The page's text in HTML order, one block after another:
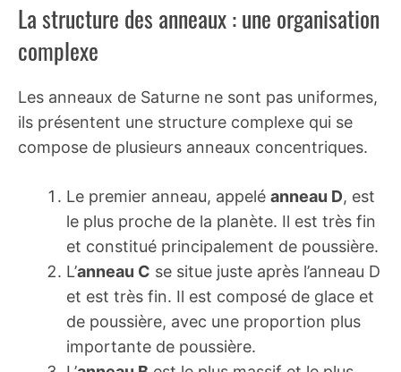
La structure des anneaux : une organisation
complexe
Les anneaux de Saturne ne sont pas uniformes,
ils présentent une structure complexe qui se
compose de plusieurs anneaux concentriques.
Le premier anneau, appelé anneau D, est
le plus proche de la planète. Il est très fin
et constitué principalement de poussière.
L’anneau C se situe juste après l’anneau D
et est très fin. Il est composé de glace et
de poussière, avec une proportion plus
importante de poussière.